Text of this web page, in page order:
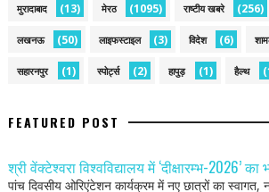
मुरादाबाद (13) मेरठ (1095) राष्टीय खबरे (256)
लखनऊ (50) लाइफस्टाइल (3) विदेश (6)
सहारनपुर (1) स्पोर्ट्स (2) हापुड़ (1) हैल्थ
FEATURED POST
श्री वेंक्टेश्वरा विश्वविद्यालय में ‘दीक्षारम्भ-2026’
पांच दिवसीय ओरिएंटेशन कार्यक्रम में नए छात्रों का स्वागत,